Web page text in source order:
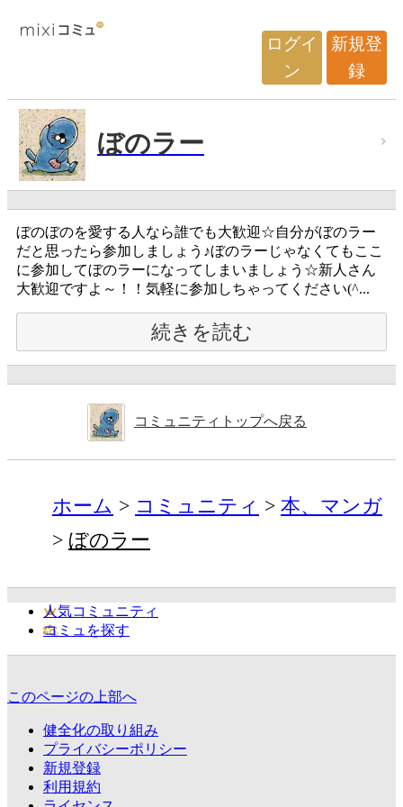
ログイ
ン
新規登
録
ぼのラー
ぼのぼのを愛する人なら誰でも大歓迎☆自分がぼのラー
だと思ったら参加しましょう♪ぼのラーじゃなくてもここ
に参加してぼのラーになってしまいましょう☆新人さん
大歓迎ですよ～！！気軽に参加しちゃってください(^...
続きを読む
コミュニティトップへ戻る
ホーム コミュニティ
本、マンガ
ぼのラー
人気コミュニティ
コミュを探す
このページの上部へ
健全化の取り組み
プライバシーポリシー
新規登録
利用規約